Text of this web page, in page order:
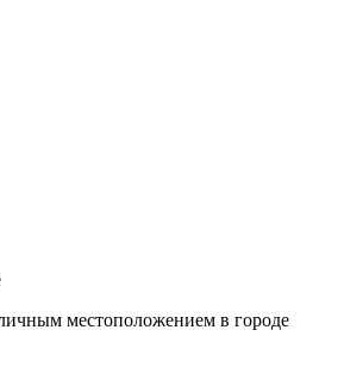
местоположением в городе